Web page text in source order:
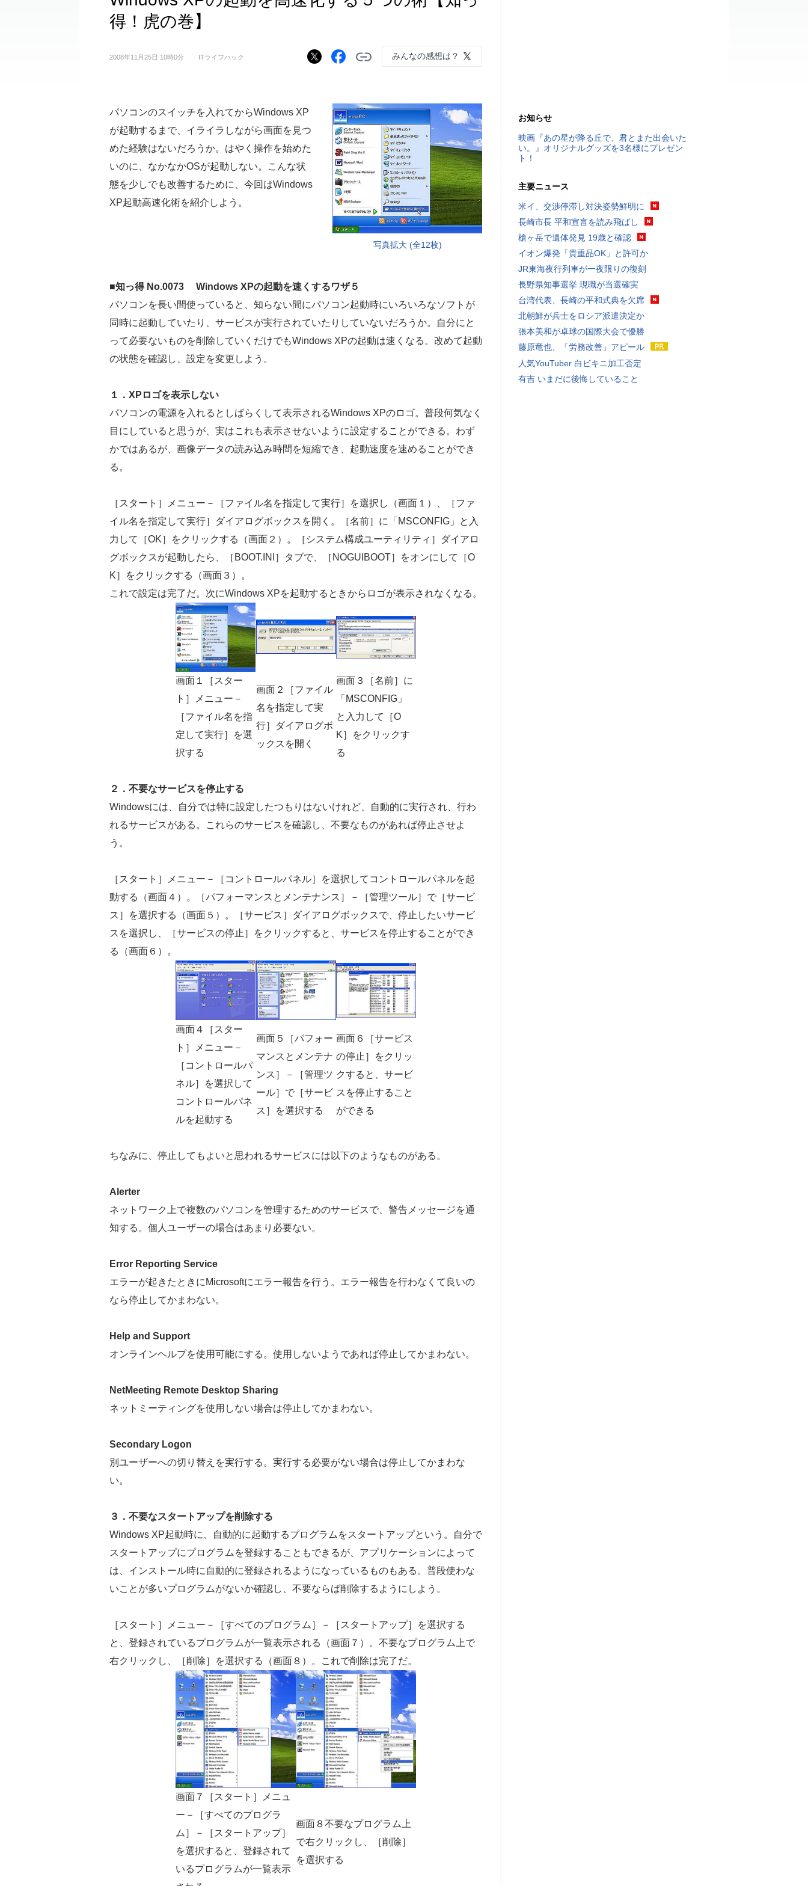
得！虎の巻】
2008年11月25日 10時0分 ITライフハック みんなの感想は？
写真拡大 (全12枚)
パソコンのスイッチを入れてからWindows XP
が起動するまで、イライラしながら画面を見つ
めた経験はないだろうか。はやく操作を始めた
いのに、なかなかOSが起動しない。こんな状
態を少しでも改善するために、今回はWindows
XP起動高速化術を紹介しよう。
■知っ得 No.0073 Windows XPの起動を速くするワザ５
パソコンを長い間使っていると、知らない間にパソコン起動時にいろいろなソフトが
同時に起動していたり、サービスが実行されていたりしていないだろうか。自分にと
って必要ないものを削除していくだけでもWindows XPの起動は速くなる。改めて起動
の状態を確認し、設定を変更しよう。
１．XPロゴを表示しない
パソコンの電源を入れるとしばらくして表示されるWindows XPのロゴ。普段何気なく
目にしていると思うが、実はこれも表示させないように設定することができる。わず
かではあるが、画像データの読み込み時間を短縮でき、起動速度を速めることができ
る。
［スタート］メニュー－［ファイル名を指定して実行］を選択し（画面１）、［ファ
イル名を指定して実行］ダイアログボックスを開く。［名前］に「MSCONFIG」と入
力して［OK］をクリックする（画面２）。［システム構成ユーティリティ］ダイアロ
グボックスが起動したら、［BOOT.INI］タブで、［NOGUIBOOT］をオンにして［O
K］をクリックする（画面３）。
これで設定は完了だ。次にWindows XPを起動するときからロゴが表示されなくなる。
画面１［スター
ト］メニュー－
［ファイル名を指
定して実行］を選
択する
画面２［ファイル
名を指定して実
行］ダイアログボ
ックスを開く
画面３［名前］に
「MSCONFIG」
と入力して［O
K］をクリックす
る
２．不要なサービスを停止する
Windowsには、自分では特に設定したつもりはないけれど、自動的に実行され、行わ
れるサービスがある。これらのサービスを確認し、不要なものがあれば停止させよ
う。
［スタート］メニュー－［コントロールパネル］を選択してコントロールパネルを起
動する（画面４）。［パフォーマンスとメンテナンス］－［管理ツール］で［サービ
ス］を選択する（画面５）。［サービス］ダイアログボックスで、停止したいサービ
スを選択し、［サービスの停止］をクリックすると、サービスを停止することができ
る（画面６）。
画面４［スター
ト］メニュー－
［コントロールパ
ネル］を選択して
コントロールパネ
ルを起動する
画面５［パフォー
マンスとメンテナ
ンス］－［管理ツ
ール］で［サービ
ス］を選択する
画面６［サービス
の停止］をクリッ
クすると、サービ
スを停止すること
ができる
ちなみに、停止してもよいと思われるサービスには以下のようなものがある。
Alerter
ネットワーク上で複数のパソコンを管理するためのサービスで、警告メッセージを通
知する。個人ユーザーの場合はあまり必要ない。
Error Reporting Service
エラーが起きたときにMicrosoftにエラー報告を行う。エラー報告を行わなくて良いの
なら停止してかまわない。
Help and Support
オンラインヘルプを使用可能にする。使用しないようであれば停止してかまわない。
NetMeeting Remote Desktop Sharing
ネットミーティングを使用しない場合は停止してかまわない。
Secondary Logon
別ユーザーへの切り替えを実行する。実行する必要がない場合は停止してかまわな
い。
３．不要なスタートアップを削除する
Windows XP起動時に、自動的に起動するプログラムをスタートアップという。自分で
スタートアップにプログラムを登録することもできるが、アプリケーションによって
は、インストール時に自動的に登録されるようになっているものもある。普段使わな
いことが多いプログラムがないか確認し、不要ならば削除するようにしよう。
［スタート］メニュー－［すべてのプログラム］－［スタートアップ］を選択する
と、登録されているプログラムが一覧表示される（画面７）。不要なプログラム上で
右クリックし、［削除］を選択する（画面８）。これで削除は完了だ。
画面７［スタート］メニュ
ー－［すべてのプログラ
ム］－［スタートアップ］
を選択すると、登録されて
いるプログラムが一覧表示
画面８不要なプログラム上
で右クリックし、［削除］
を選択する
お知らせ
映画『あの星が降る丘で、君とまた出会いた
い。』オリジナルグッズを3名様にプレゼン
ト！
主要ニュース
米イ、交渉停滞し対決姿勢鮮明に
長崎市長 平和宣言を読み飛ばし
槍ヶ岳で遺体発見 19歳と確認
イオン爆発「貴重品OK」と許可か
JR東海夜行列車が一夜限りの復刻
長野県知事選挙 現職が当選確実
台湾代表、長崎の平和式典を欠席
北朝鮮が兵士をロシア派遣決定か
張本美和が卓球の国際大会で優勝
藤原竜也、「労務改善」アピール
人気YouTuber 白ビキニ加工否定
有吉 いまだに後悔していること